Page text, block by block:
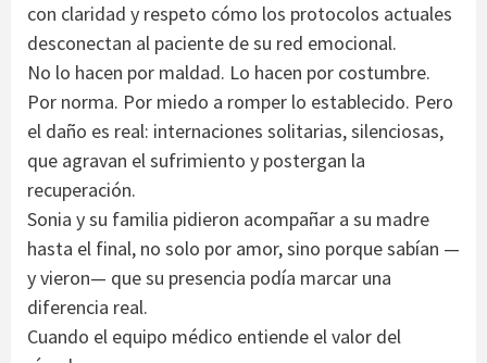
con claridad y respeto cómo los protocolos actuales
desconectan al paciente de su red emocional.
No lo hacen por maldad. Lo hacen por costumbre.
Por norma. Por miedo a romper lo establecido. Pero
el daño es real: internaciones solitarias, silenciosas,
que agravan el sufrimiento y postergan la
recuperación.
Sonia y su familia pidieron acompañar a su madre
hasta el final, no solo por amor, sino porque sabían —
y vieron— que su presencia podía marcar una
diferencia real.
Cuando el equipo médico entiende el valor del